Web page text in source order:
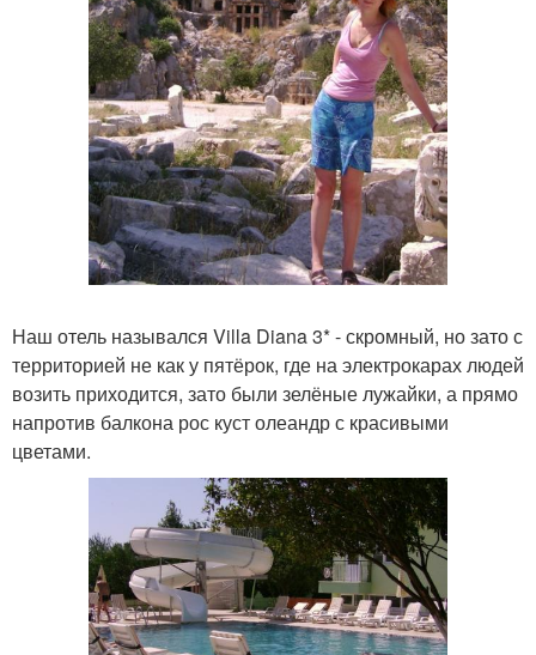
Наш отель назывался Villa Diana 3* - скромный, но зато с
территорией не как у пятёрок, где на электрокарах людей
возить приходится, зато были зелёные лужайки, а прямо
напротив балкона рос куст олеандр с красивыми
цветами.